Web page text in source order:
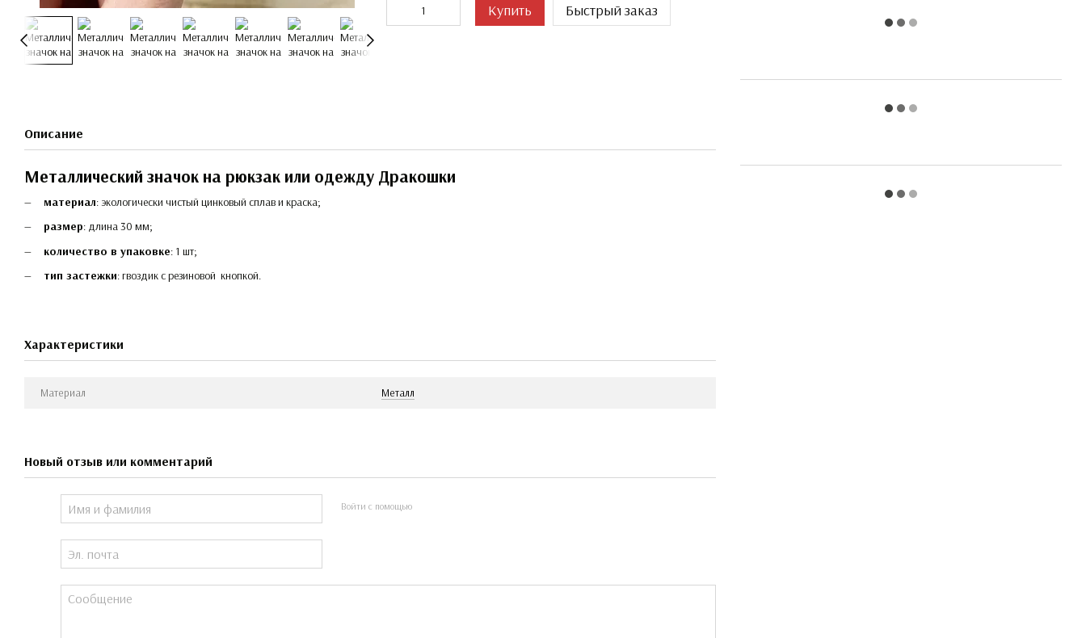
Купить Быстрый заказ
Описание
Металлический значок на рюкзак или одежду Дракошки
материал: экологически чистый цинковый сплав и краска;
размер: длина 30 мм;
количество в упаковке: 1 шт;
тип застежки: гвоздик с резиновой кнопкой.
Характеристики
Материал Металл
Новый отзыв или комментарий
Войти с помощью